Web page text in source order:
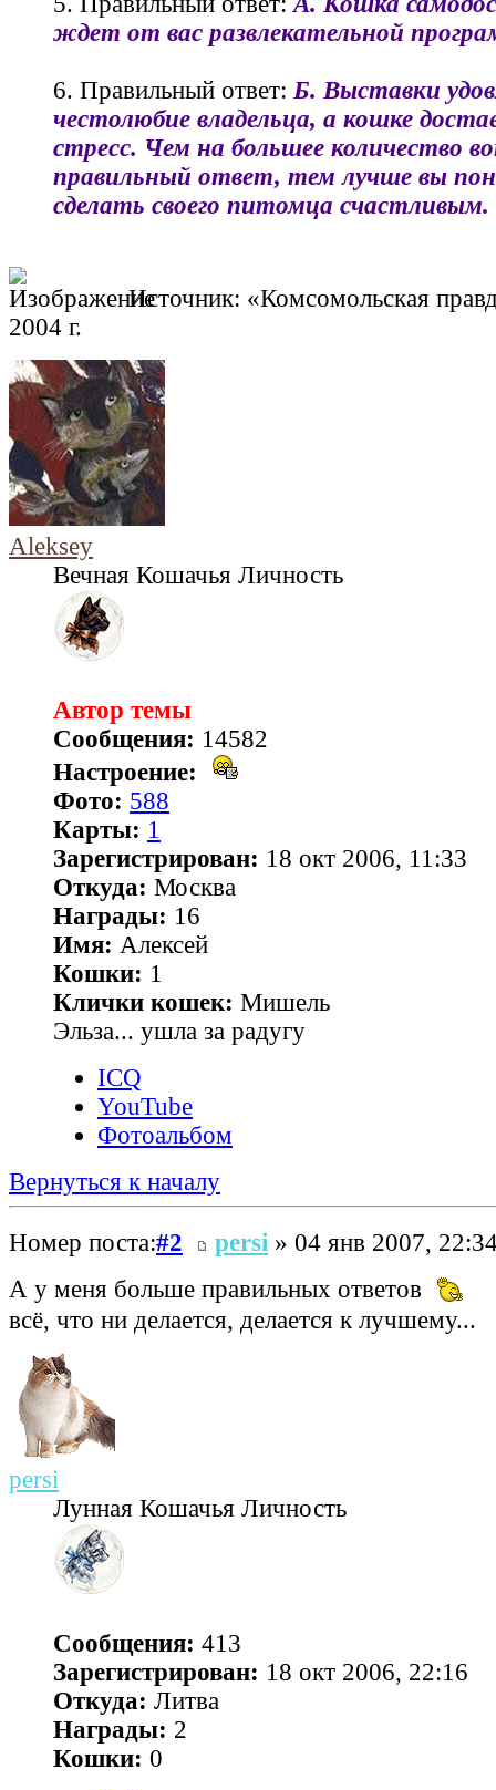
ждет от вас развлекательной
6. Правильный ответ:Б. Выставки
честолюбие владельца, а кошке
стресс. Чем на большее количество
правильный ответ, тем лучше вы
сделать своего питомца счастливым.
Источник: «Комсомольская
2004 г.
Aleksey
Вечная Кошачья Личность
Автор темы
Сообщения: 14582
Настроение:
Фото: 588
Карты: 1
Зарегистрирован: 18 окт 2006, 11:33
Откуда: Москва
Награды: 16
Имя: Алексей
Кошки: 1
Клички кошек: Мишель
Эльза... ушла за радугу
ICQ
YouTube
Фотоальбом
Вернуться к началу
Номер поста:#2 persi » 04 янв 2007,
А у меня больше правильных ответов
всё, что ни делается, делается к лучшему...
persi
Лунная Кошачья Личность
Сообщения: 413
Зарегистрирован: 18 окт 2006, 22:16
Откуда: Литва
Награды: 2
Кошки: 0